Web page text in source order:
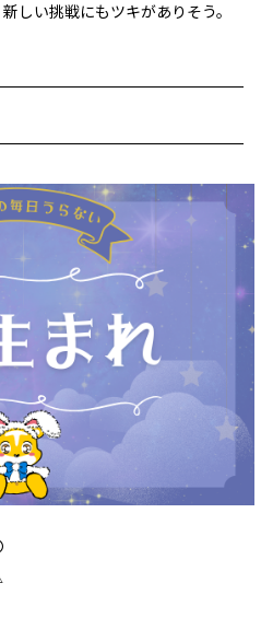
しい挑戦にもツキがありそう。